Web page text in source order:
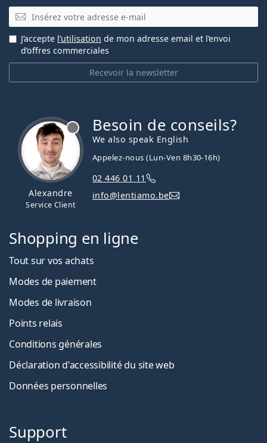
E-mail
Recevoir la newsletter
J’accepte l’utilisation de mon adresse email et l’envoi
d’offres commerciales
Alexandre
Service Client
Besoin de conseils?
We also speak English
Appelez-nous (Lun-Ven 8h30-16h)
02 446 01 11
info@lentiamo.be
Shopping en ligne
Tout sur vos achats
Modes de paiement
Modes de livraison
Points relais
Conditions générales
Déclaration d'accessibilité du site web
Données personnelles
Support